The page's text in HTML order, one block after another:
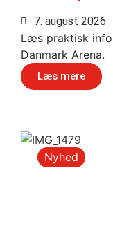
7. august 2026
Læs praktisk info
Danmark Arena.
Læs mere
Nyhed